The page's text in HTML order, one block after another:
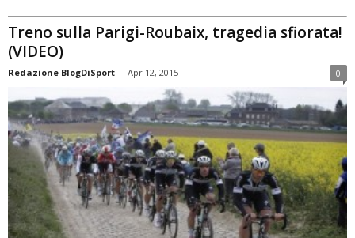
Treno sulla Parigi-Roubaix, tragedia sfiorata!
(VIDEO)
Redazione BlogDiSport - Apr 12, 2015 0